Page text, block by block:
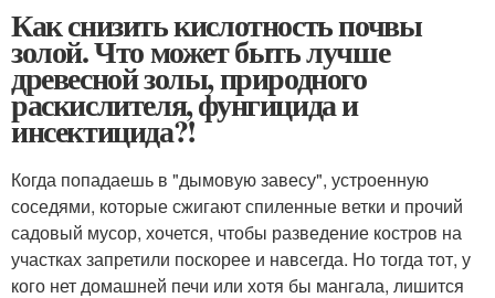
Как снизить кислотность почвы
золой. Что может быть лучше
древесной золы, природного
раскислителя, фунгицида и
инсектицида?!
Когда попадаешь в "дымовую завесу", устроенную
соседями, которые сжигают спиленные ветки и прочий
садовый мусор, хочется, чтобы разведение костров на
участках запретили поскорее и навсегда. Но тогда тот, у
кого нет домашней печи или хотя бы мангала, лишится